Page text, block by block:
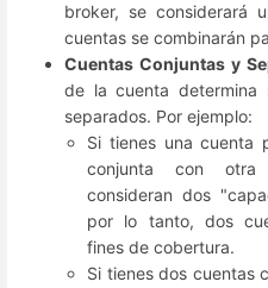
broker, se considerará
cuentas se combinarán
Cuentas Conjuntas y
de la cuenta determina
separados. Por ejemplo:
Si tienes una cuenta
conjunta con
consideran dos
por lo tanto, dos
fines de cobertura.
Si tienes dos cuentas